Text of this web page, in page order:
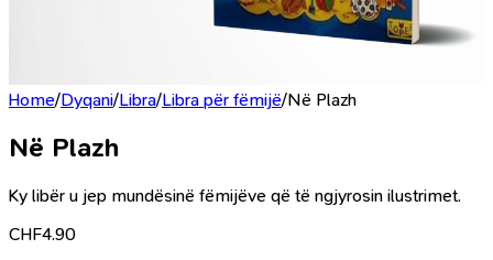
Home/Dyqani/Libra/Libra për fëmijë/Në Plazh
Në Plazh
Ky libër u jep mundësinë fëmijëve që të ngjyrosin ilustrimet.
CHF4.90